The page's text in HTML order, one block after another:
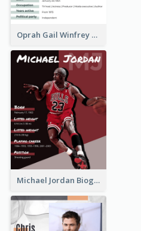
Oprah Gail Winfrey Biography
Michael Jordan Biography